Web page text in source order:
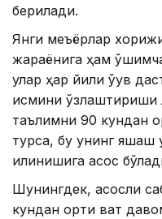
берилади.
Янги меъёрлар
жараёнига ҳам
улар ҳар йили ўқув
қисмини ўзлаштириши
таълимни 90 кундан
турса, бу унинг яшаш
қилинишига асос
Шунингдек, асосли
кундан ортиқ вақт